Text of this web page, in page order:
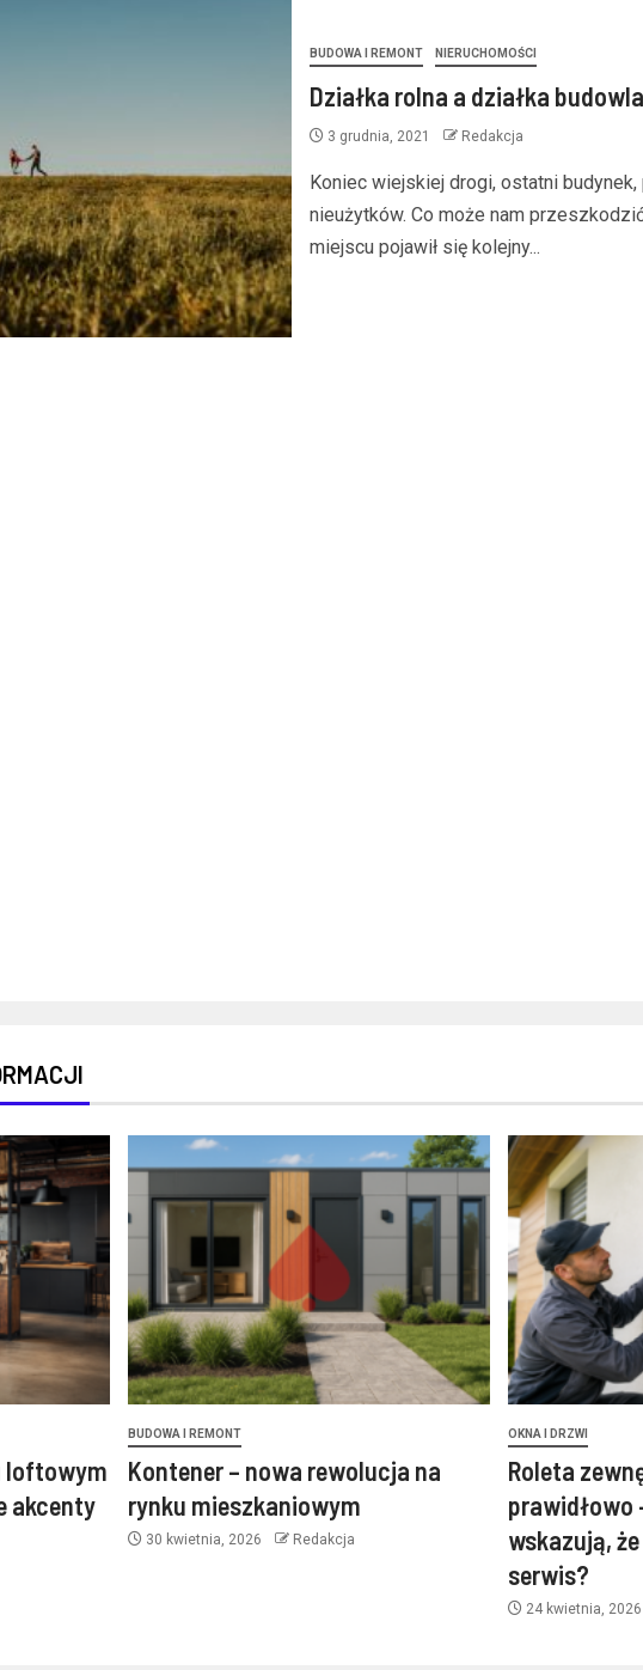
BUDOWA I REMONT NIERUCHOMOŚCI
Działka rolna a działka
3 grudnia, 2021 Redakcja
Koniec wiejskiej drogi, ostatni budynek,
nieużytków. Co może nam
miejscu pojawił się kolejny...
loftowym
akcenty
BUDOWA I REMONT
Kontener – nowa rewolucja na
rynku mieszkaniowym
30 kwietnia, 2026 Redakcja
OKNA I DRZWI
Roleta
prawidłowo
wskazują,
serwis?
24 kwietnia, 2026